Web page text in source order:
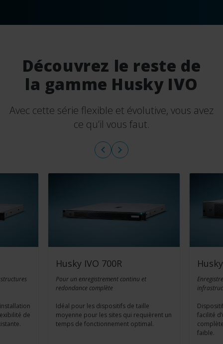
Découvrez le reste de
la gamme Husky IVO
Avec cette série flexible et évolutive, vous avez
ce qu’il vous faut.
de
Husky IVO 700R
Pour un enregistrement continu et
redondance complète
Idéal pour les dispositifs de taille
moyenne pour les sites qui requièrent un
temps de fonctionnement optimal.
facilité
faible.